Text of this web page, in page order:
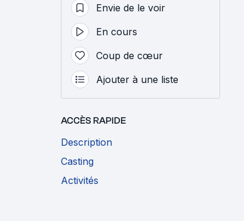
Envie de le voir
En cours
Coup de cœur
Ajouter à une liste
ACCÈS RAPIDE
Description
Casting
Activités